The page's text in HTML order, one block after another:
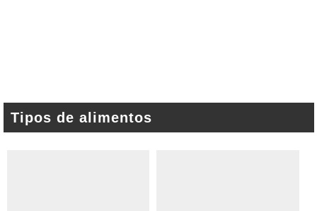
Tipos de alimentos